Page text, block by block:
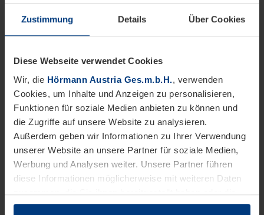
Zustimmung Details Über Cookies
Diese Webseite verwendet Cookies
Wir, die Hörmann Austria Ges.m.b.H., verwenden
Cookies, um Inhalte und Anzeigen zu personalisieren,
Funktionen für soziale Medien anbieten zu können und
die Zugriffe auf unsere Website zu analysieren.
Außerdem geben wir Informationen zu Ihrer Verwendung
unserer Website an unsere Partner für soziale Medien,
Werbung und Analysen weiter. Unsere Partner führen
diese Informationen möglicherweise mit weiteren Daten
zusammen, die Sie ihnen bereitgestellt haben oder die
sie im Rahmen Ihrer Nutzung der Dienste gesammelt